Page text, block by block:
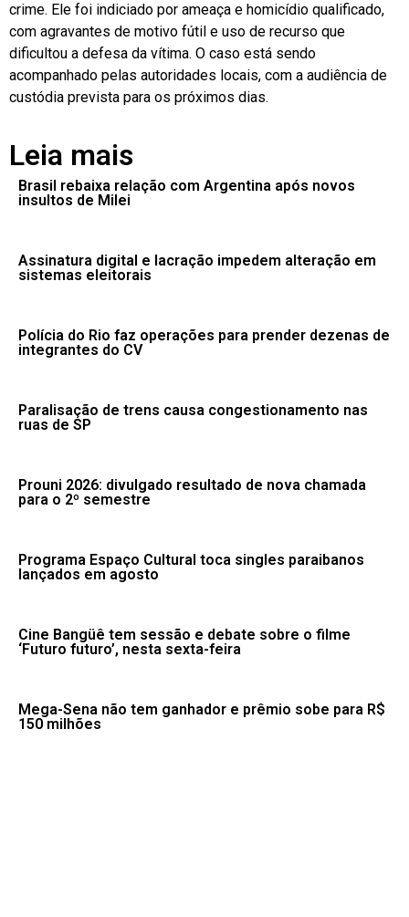
crime. Ele foi indiciado por ameaça e homicídio qualificado,
com agravantes de motivo fútil e uso de recurso que
dificultou a defesa da vítima. O caso está sendo
acompanhado pelas autoridades locais, com a audiência de
custódia prevista para os próximos dias.
Leia mais
Brasil rebaixa relação com Argentina após novos
insultos de Milei
Assinatura digital e lacração impedem alteração em
sistemas eleitorais
Polícia do Rio faz operações para prender dezenas de
integrantes do CV
Paralisação de trens causa congestionamento nas
ruas de SP
Prouni 2026: divulgado resultado de nova chamada
para o 2º semestre
Programa Espaço Cultural toca singles paraibanos
lançados em agosto
Cine Bangüê tem sessão e debate sobre o filme
‘Futuro futuro’, nesta sexta-feira
Mega-Sena não tem ganhador e prêmio sobe para R$
150 milhões